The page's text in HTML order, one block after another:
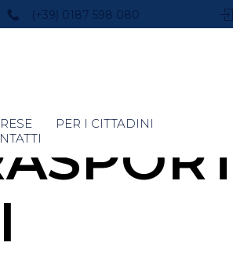
(+39) 0187 598 080
PER I CITTADINI